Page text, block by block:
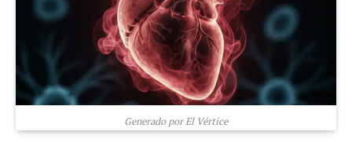
Generado por El Vértice